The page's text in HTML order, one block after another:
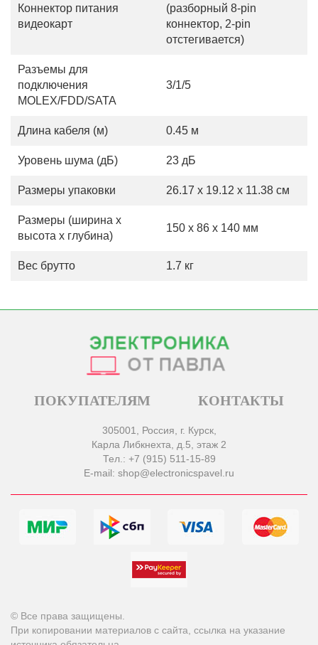
Коннектор питания
видеокарт
(разборный 8-pin
коннектор, 2-pin
отстегивается)
Разъемы для
подключения
MOLEX/FDD/SATA
3/1/5
Длина кабеля (м) 0.45 м
Уровень шума (дБ) 23 дБ
Размеры упаковки 26.17 x 19.12 x 11.38 см
Размеры (ширина х
высота х глубина)
150 x 86 x 140 мм
Вес брутто 1.7 кг
ПОКУПАТЕЛЯМ КОНТАКТЫ
305001, Россия, г. Курск,
Карла Либкнехта, д.5, этаж 2
Тел.: +7 (915) 511-15-89
E-mail: shop@electronicspavel.ru
© Все права защищены.
При копировании материалов с сайта, ссылка на указание